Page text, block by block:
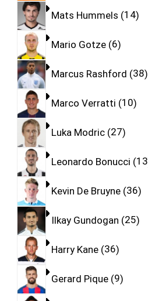
Mats Hummels 14
Mario Gotze 6
Marcus Rashford 38
Marco Verratti 10
Luka Modric 27
Leonardo Bonucci 13
Kevin De Bruyne 36
Ilkay Gundogan 25
Harry Kane 36
Gerard Pique 9